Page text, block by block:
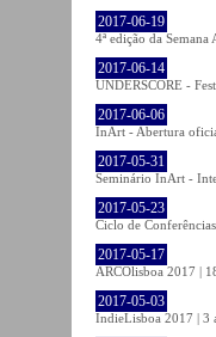
2017-06-19
4ª edição da
2017-06-14
UNDERSCORE -
2017-06-06
InArt - Abertura
2017-05-31
Seminário InArt -
2017-05-23
Ciclo de
2017-05-17
ARCOlisboa 2017 |
2017-05-03
IndieLisboa 2017 | 3